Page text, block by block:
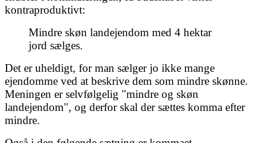
kontraproduktivt:
Mindre skøn landejendom med 4 hektar
jord sælges.
Det er uheldigt, for man sælger jo ikke mange
ejendomme ved at beskrive dem som mindre skønne.
Meningen er selvfølgelig "mindre og skøn
landejendom", og derfor skal der sættes komma efter
mindre.